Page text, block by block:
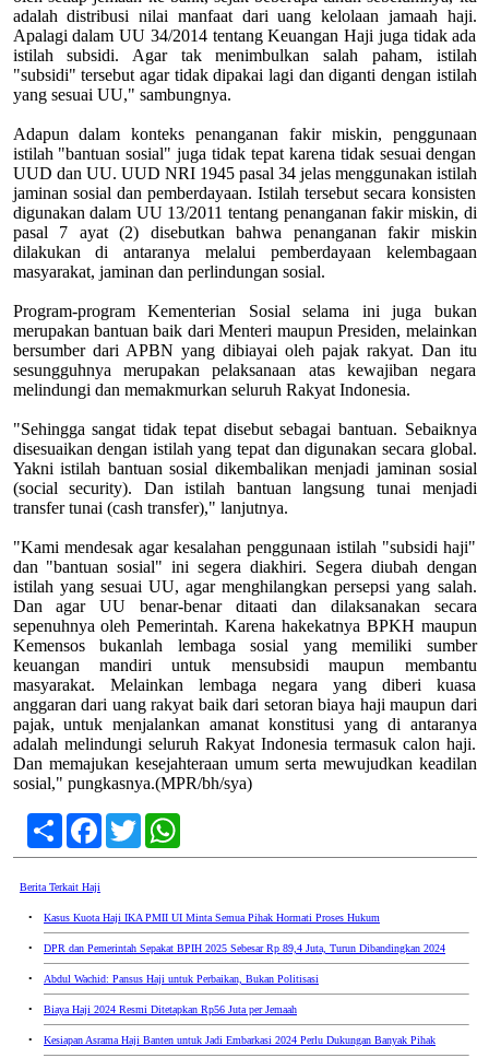
adalah distribusi nilai manfaat dari uang kelolaan jamaah haji.
Apalagi dalam UU 34/2014 tentang Keuangan Haji juga tidak ada
istilah subsidi. Agar tak menimbulkan salah paham, istilah
"subsidi" tersebut agar tidak dipakai lagi dan diganti dengan istilah
yang sesuai UU," sambungnya.
Adapun dalam konteks penanganan fakir miskin, penggunaan
istilah "bantuan sosial" juga tidak tepat karena tidak sesuai dengan
UUD dan UU. UUD NRI 1945 pasal 34 jelas menggunakan istilah
jaminan sosial dan pemberdayaan. Istilah tersebut secara konsisten
digunakan dalam UU 13/2011 tentang penanganan fakir miskin, di
pasal 7 ayat (2) disebutkan bahwa penanganan fakir miskin
dilakukan di antaranya melalui pemberdayaan kelembagaan
masyarakat, jaminan dan perlindungan sosial.
Program-program Kementerian Sosial selama ini juga bukan
merupakan bantuan baik dari Menteri maupun Presiden, melainkan
bersumber dari APBN yang dibiayai oleh pajak rakyat. Dan itu
sesungguhnya merupakan pelaksanaan atas kewajiban negara
melindungi dan memakmurkan seluruh Rakyat Indonesia.
"Sehingga sangat tidak tepat disebut sebagai bantuan. Sebaiknya
disesuaikan dengan istilah yang tepat dan digunakan secara global.
Yakni istilah bantuan sosial dikembalikan menjadi jaminan sosial
(social security). Dan istilah bantuan langsung tunai menjadi
transfer tunai (cash transfer)," lanjutnya.
"Kami mendesak agar kesalahan penggunaan istilah "subsidi haji"
dan "bantuan sosial" ini segera diakhiri. Segera diubah dengan
istilah yang sesuai UU, agar menghilangkan persepsi yang salah.
Dan agar UU benar-benar ditaati dan dilaksanakan secara
sepenuhnya oleh Pemerintah. Karena hakekatnya BPKH maupun
Kemensos bukanlah lembaga sosial yang memiliki sumber
keuangan mandiri untuk mensubsidi maupun membantu
masyarakat. Melainkan lembaga negara yang diberi kuasa
anggaran dari uang rakyat baik dari setoran biaya haji maupun dari
pajak, untuk menjalankan amanat konstitusi yang di antaranya
adalah melindungi seluruh Rakyat Indonesia termasuk calon haji.
Dan memajukan kesejahteraan umum serta mewujudkan keadilan
sosial," pungkasnya.(MPR/bh/sya)
ShareFacebook
TwitterWhatsApp
Berita Terkait Haji
• Kasus Kuota Haji IKA PMII UI Minta Semua Pihak Hormati Proses Hukum
• DPR dan Pemerintah Sepakat BPIH 2025 Sebesar Rp 89,4 Juta, Turun Dibandingkan 2024
• Abdul Wachid: Pansus Haji untuk Perbaikan, Bukan Politisasi
• Biaya Haji 2024 Resmi Ditetapkan Rp56 Juta per Jemaah
• Kesiapan Asrama Haji Banten untuk Jadi Embarkasi 2024 Perlu Dukungan Banyak Pihak